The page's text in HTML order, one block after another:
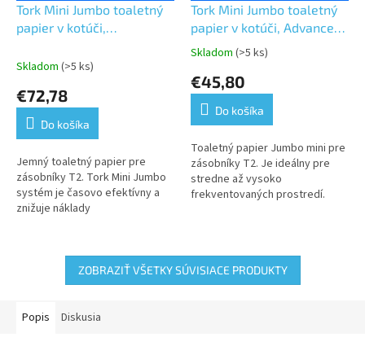
Tork Mini Jumbo toaletný
papier v kotúči,
jemný,biely, 3 vrstvy, dĺžka
Skladom (>5 ks)
€72,78
Do košíka
Jemný toaletný papier pre
zásobníky T2. Tork Mini Jumbo
systém je časovo efektívny a
znižuje náklady
Tork Mini Jumbo toaletný
papier v kotúči, Advanced,
biely,2 vr.dĺžka 170m, 12 ks
v kartóne T2
Priemerné
produktu
5,0
5
hviezdičiek.
Skladom (>5 ks)
€45,80
Do košíka
Toaletný papier Jumbo mini pre
zásobníky T2. Je ideálny pre
stredne až vysoko
frekventovaných prostredí.
ZOBRAZIŤ VŠETKY SÚVISIACE PRODUKTY
Popis Diskusia